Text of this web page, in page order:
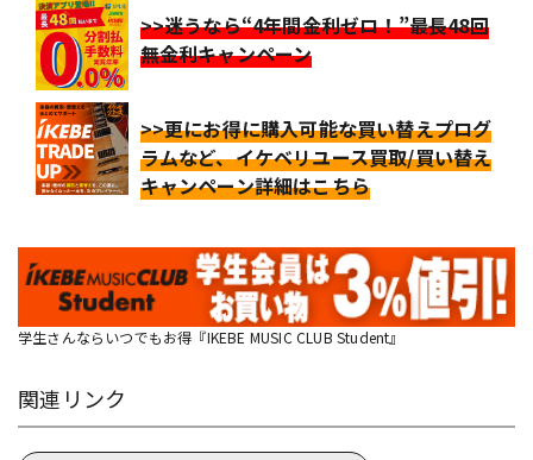
>>迷うなら“4年間金利ゼロ！”最長48回
無金利キャンペーン
>>更にお得に購入可能な買い替えプログ
ラムなど、イケベリユース買取/買い替え
キャンペーン詳細はこちら
学生さんならいつでもお得『IKEBE MUSIC CLUB Student』
関連リンク